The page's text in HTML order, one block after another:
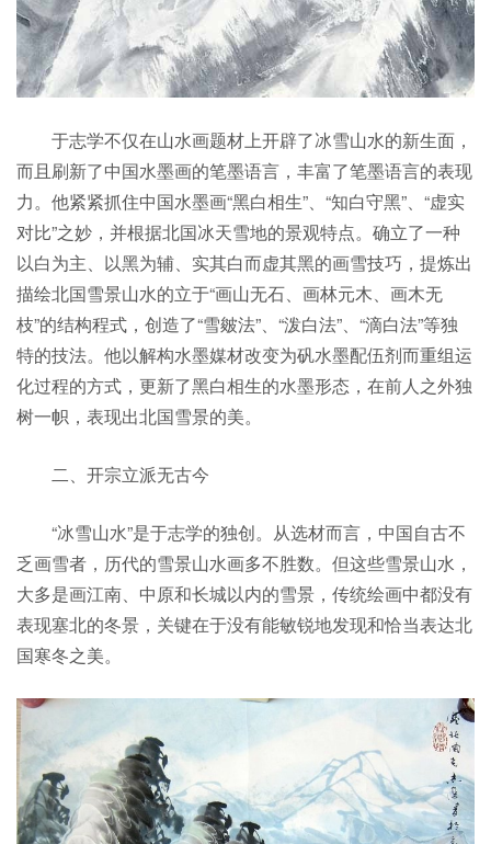
于志学不仅在山水画题材上开辟了冰雪山水的新生面，
而且刷新了中国水墨画的笔墨语言，丰富了笔墨语言的表现
力。他紧紧抓住中国水墨画“黑白相生”、“知白守黑”、“虚实
对比”之妙，并根据北国冰天雪地的景观特点。确立了一种
以白为主、以黑为辅、实其白而虚其黑的画雪技巧，提炼出
描绘北国雪景山水的立于“画山无石、画林元木、画木无
枝”的结构程式，创造了“雪皴法”、“泼白法”、“滴白法”等独
特的技法。他以解构水墨媒材改变为矾水墨配伍剂而重组运
化过程的方式，更新了黑白相生的水墨形态，在前人之外独
树一帜，表现出北国雪景的美。
二、开宗立派无古今
“冰雪山水”是于志学的独创。从选材而言，中国自古不
乏画雪者，历代的雪景山水画多不胜数。但这些雪景山水，
大多是画江南、中原和长城以内的雪景，传统绘画中都没有
表现塞北的冬景，关键在于没有能敏锐地发现和恰当表达北
国寒冬之美。